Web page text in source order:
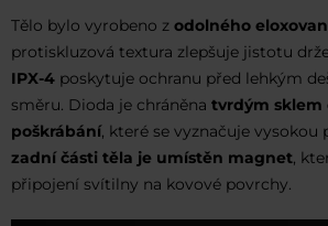
Tělo bylo vyrobeno z odolného
protiskluzová textura zlepšuje jistotu
IPX-4 poskytuje ochranu před lehkým
směru. Dioda je chráněna tvrdým
poškrábání, které se vyznačuje vysokou
zadní části těla je umístěn magnet ,
připojení svítilny na kovové povrchy.